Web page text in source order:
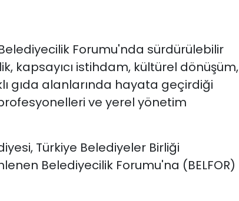
Forumu'nda sürdürülebilir
kapsayıcı istihdam, kültürel dönüşüm,
gıda alanlarında hayata geçirdiği
ve yerel yönetim
Türkiye Belediyeler Birliği
Belediyecilik Forumu'na (BELFOR)